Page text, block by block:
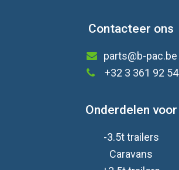
Contacteer ons
parts@b-pac.be
+32 3 361 92 54
Onderdelen voor
-3.5t trailers
Caravans